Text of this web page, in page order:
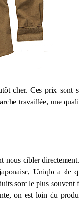
cher. Ces prix sont
travaillée, une
nous cibler
Uniqlo a de
sont le plus
on est loin du